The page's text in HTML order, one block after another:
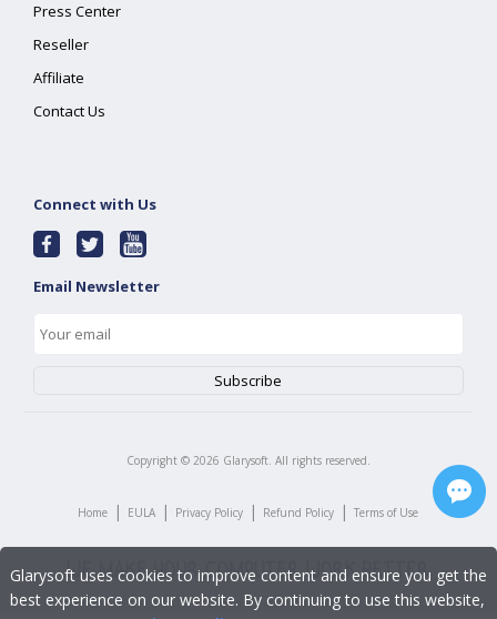
Press Center
Reseller
Affiliate
Contact Us
Connect with Us
Email Newsletter
Copyright © 2026 Glarysoft. All rights reserved.
Home | EULA | Privacy Policy | Refund Policy | Terms of Use
Glarysoft uses cookies to improve content and ensure you get the
best experience on our website. By continuing to use this website,